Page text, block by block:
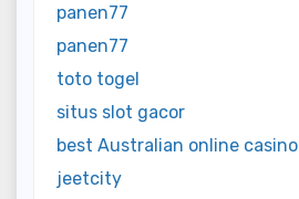
panen77
panen77
toto togel
situs slot gacor
best Australian online casino
jeetcity